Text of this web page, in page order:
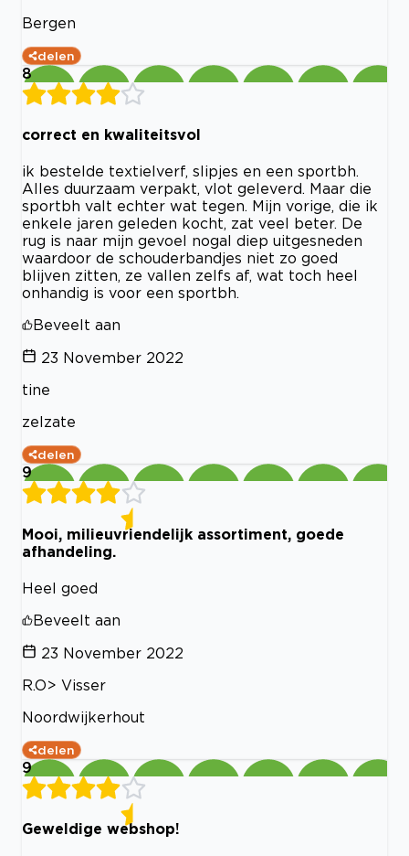
Bergen
delen
8
correct en kwaliteitsvol
ik bestelde textielverf, slipjes en een sportbh.
Alles duurzaam verpakt, vlot geleverd. Maar die
sportbh valt echter wat tegen. Mijn vorige, die ik
enkele jaren geleden kocht, zat veel beter. De
rug is naar mijn gevoel nogal diep uitgesneden
waardoor de schouderbandjes niet zo goed
blijven zitten, ze vallen zelfs af, wat toch heel
onhandig is voor een sportbh.
Beveelt aan
23 November 2022
tine
zelzate
delen
9
Mooi, milieuvriendelijk assortiment, goede
afhandeling.
Heel goed
Beveelt aan
23 November 2022
R.O> Visser
Noordwijkerhout
delen
9
Geweldige webshop!